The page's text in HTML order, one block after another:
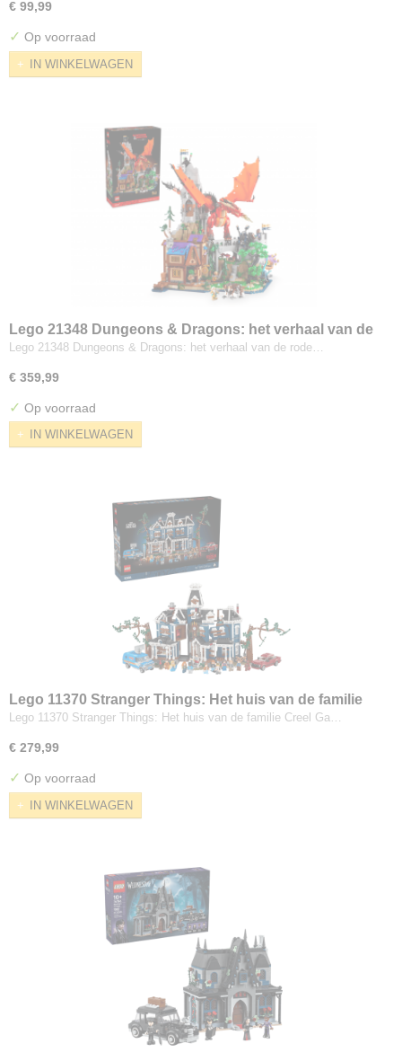
€ 99,99
✓ Op voorraad
IN WINKELWAGEN
Lego 21348 Dungeons & Dragons: het verhaal van de
rode draak
Lego 21348 Dungeons & Dragons: het verhaal van de rode…
€ 359,99
✓ Op voorraad
IN WINKELWAGEN
Lego 11370 Stranger Things: Het huis van de familie
Creel
Lego 11370 Stranger Things: Het huis van de familie Creel Ga…
€ 279,99
✓ Op voorraad
IN WINKELWAGEN